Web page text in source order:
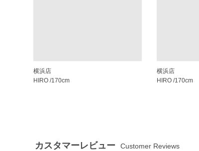
横浜店
HIRO /170cm
横浜店
HIRO /170cm
カスタマーレビュー Customer Reviews